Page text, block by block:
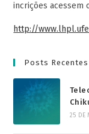
incrições acessem
http://
Posts Recentes
25 DE